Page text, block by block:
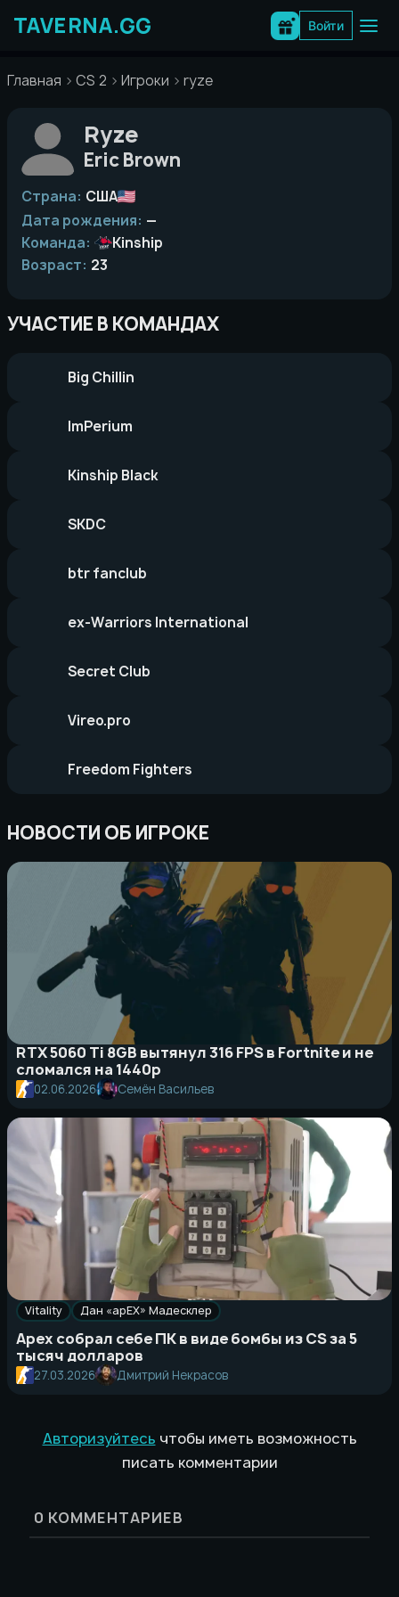
содержимому
Войти
Главная CS 2 Игроки ryze
Ryze
Eric Brown
Страна: США
Дата рождения: —
Команда:
Kinship
Возраст: 23
УЧАСТИЕ В КОМАНДАХ
Big Chillin
ImPerium
Kinship Black
SKDC
btr fanclub
ex-Warriors International
Secret Club
Vireo.pro
Freedom Fighters
НОВОСТИ ОБ ИГРОКЕ
RTX 5060 Ti 8GB вытянул 316 FPS в Fortnite и не
сломался на 1440p
02.06.2026 Семён Васильев
Vitality Дан «apEX» Мадесклер
Apex собрал себе ПК в виде бомбы из CS за 5
тысяч долларов
27.03.2026 Дмитрий Некрасов
Авторизуйтесь чтобы иметь возможность
писать комментарии
0 КОММЕНТАРИЕВ